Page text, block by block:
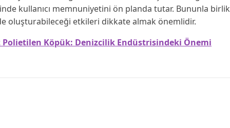
kullanıcı memnuniyetini ön planda tutar. Bununla
oluşturabileceği etkileri dikkate almak önemlidir.
Polietilen Köpük: Denizcilik Endüstrisindeki Önemi